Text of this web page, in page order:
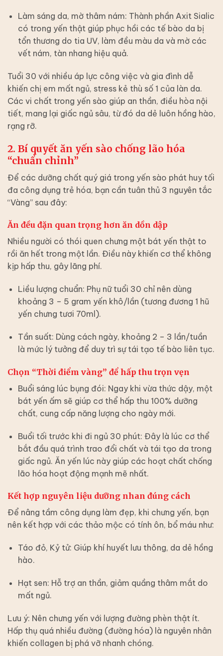
Làm sáng da, mờ thâm nám: Thành phần Axit Sialic
có trong yến thật giúp phục hồi các tế bào da bị
tổn thương do tia UV, làm đều màu da và mờ các
vết nám, tàn nhang hiệu quả.
Tuổi 30 với nhiều áp lực công việc và gia đình dễ
khiến chị em mất ngủ, stress kẻ thù số 1 của làn da.
Các vi chất trong yến sào giúp an thần, điều hòa nội
tiết, mang lại giấc ngủ sâu, từ đó da dẻ luôn hồng hào,
rạng rỡ.
2. Bí quyết ăn yến sào chống lão hóa
“chuẩn chỉnh”
Để các dưỡng chất quý giá trong yến sào phát huy tối
đa công dụng trẻ hóa, bạn cần tuân thủ 3 nguyên tắc
“Vàng” sau đây:
Ăn đều đặn quan trọng hơn ăn dồn dập
Nhiều người có thói quen chưng một bát yến thật to
rồi ăn hết trong một lần. Điều này khiến cơ thể không
kịp hấp thu, gây lãng phí.
Liều lượng chuẩn: Phụ nữ tuổi 30 chỉ nên dùng
khoảng 3 – 5 gram yến khô/lần (tương đương 1 hũ
yến chưng tươi 70ml).
Tần suất: Dùng cách ngày, khoảng 2 – 3 lần/tuần
là mức lý tưởng để duy trì sự tái tạo tế bào liên tục.
Chọn “Thời điểm vàng” để hấp thu trọn vẹn
Buổi sáng lúc bụng đói: Ngay khi vừa thức dậy, một
bát yến ấm sẽ giúp cơ thể hấp thu 100% dưỡng
chất, cung cấp năng lượng cho ngày mới.
Buổi tối trước khi đi ngủ 30 phút: Đây là lúc cơ thể
bắt đầu quá trình trao đổi chất và tái tạo da trong
giấc ngủ. Ăn yến lúc này giúp các hoạt chất chống
lão hóa hoạt động mạnh mẽ nhất.
Kết hợp nguyên liệu dưỡng nhan đúng cách
Để nâng tầm công dụng làm đẹp, khi chưng yến, bạn
nên kết hợp với các thảo mộc có tính ôn, bổ máu như:
Táo đỏ, Kỷ tử: Giúp khí huyết lưu thông, da dẻ hồng
hào.
Hạt sen: Hỗ trợ an thần, giảm quầng thâm mắt do
mất ngủ.
Lưu ý: Nên chưng yến với lượng đường phèn thật ít.
Hấp thụ quá nhiều đường (đường hóa) là nguyên nhân
khiến collagen bị phá vỡ nhanh chóng.